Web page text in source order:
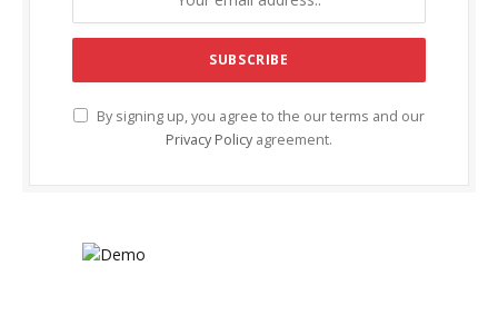
By signing up, you agree to the our terms and our
Privacy Policy agreement.